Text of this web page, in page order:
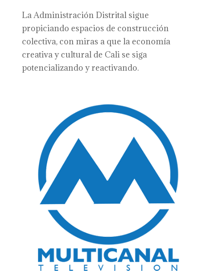
La Administración Distrital sigue
propiciando espacios de construcción
colectiva, con miras a que la economía
creativa y cultural de Cali se siga
potencializando y reactivando.